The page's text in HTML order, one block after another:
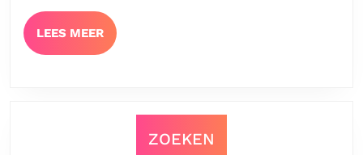
LEES MEERLEES
MEER
ZOEKEN